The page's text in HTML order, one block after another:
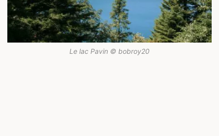
Le lac Pavin © bobroy20